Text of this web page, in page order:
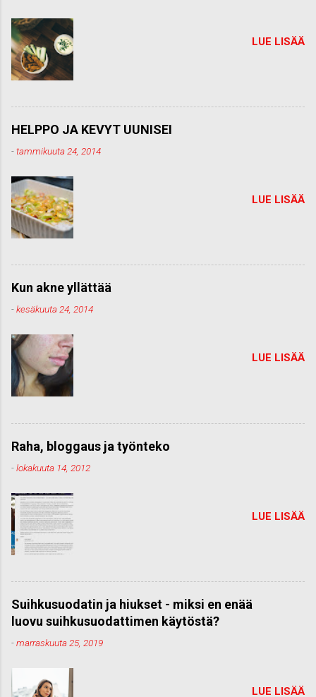
LUE LISÄÄ
HELPPO JA KEVYT UUNISEI
-tammikuuta 24, 2014
LUE LISÄÄ
Kun akne yllättää
-kesäkuuta 24, 2014
LUE LISÄÄ
Raha, bloggaus ja työnteko
-lokakuuta 14, 2012
LUE LISÄÄ
Suihkusuodatin ja hiukset - miksi en enää
luovu suihkusuodattimen käytöstä?
-marraskuuta 25, 2019
LUE LISÄÄ